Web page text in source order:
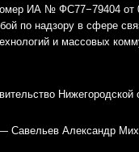
ИА № ФС77−79404 от
по надзору в сфере
и массовых
Нижегородской
Савельев Александр